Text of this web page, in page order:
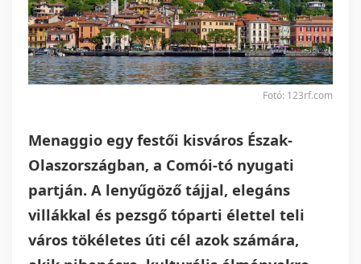
Fotó: 123rf.com
Menaggio egy festői kisváros Észak-
Olaszországban, a Comói-tó nyugati
partján. A lenyűgöző tájjal, elegáns
villákkal és pezsgő tóparti élettel teli
város tökéletes úti cél azok számára,